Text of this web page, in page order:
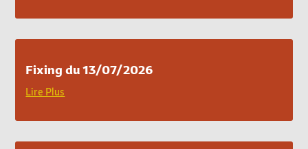
Fixing du 13/07/2026
Lire Plus